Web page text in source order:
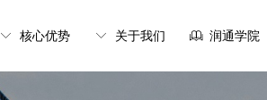
ꀅ 核心优势 ꀅ 关于我们 ꁡ 润通学院